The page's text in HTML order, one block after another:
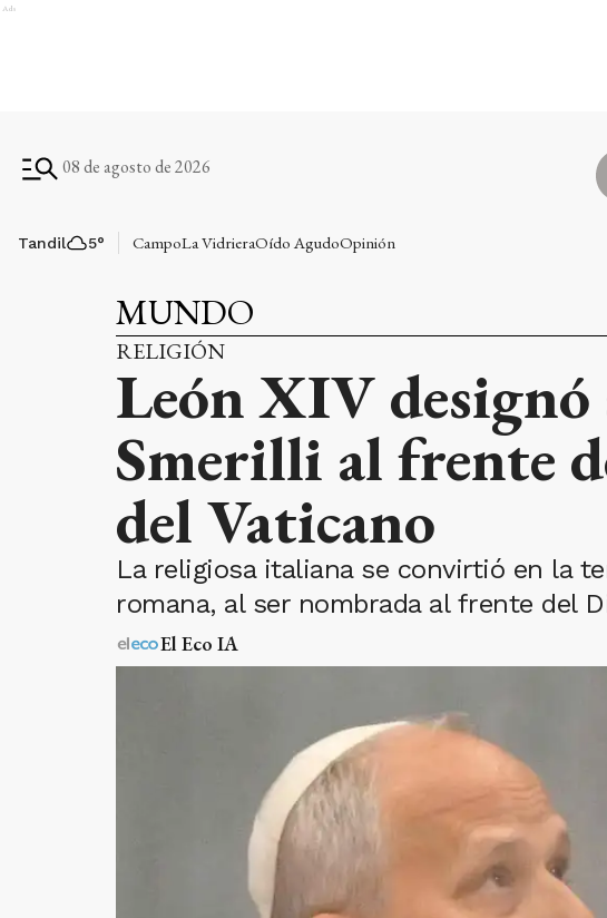
Ads
08 de agosto de 2026
Tandil 5° CampoLa VidrieraOído AgudoOpinión
MUNDO
RELIGIÓN
León XIV designó
Smerilli al frente
del Vaticano
La religiosa italiana se convirtió en la
romana, al ser nombrada al frente del
El Eco IA